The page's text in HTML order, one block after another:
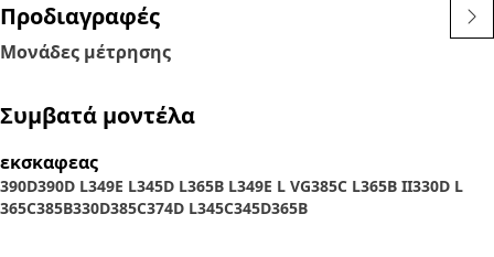
Προδιαγραφές
Μονάδες μέτρησης
Συμβατά μοντέλα
εκσκαφεας
390D390D L349E L345D L365B L349E L VG385C L365B II330D L
365C385B330D385C374D L345C345D365B